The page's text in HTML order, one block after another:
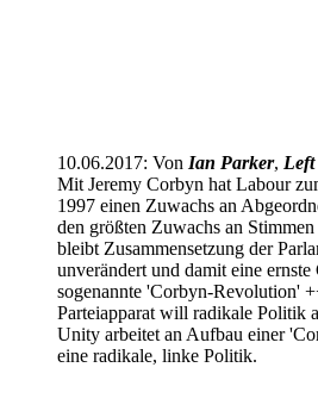
10.06.2017: Von Ian Parker,
Mit Jeremy Corbyn hat Labour
1997 einen Zuwachs an
den größten Zuwachs an
bleibt Zusammensetzung der
unverändert und damit eine
sogenannte 'Corbyn-Revolution'
Parteiapparat will radikale Politik
Unity arbeitet an Aufbau einer
eine radikale, linke Politik.